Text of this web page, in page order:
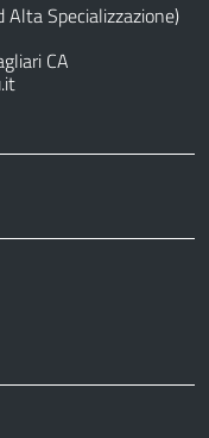
Alta Specializzazione)
CA